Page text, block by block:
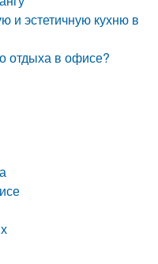
и эстетичную кухню в
отдыха в офисе?